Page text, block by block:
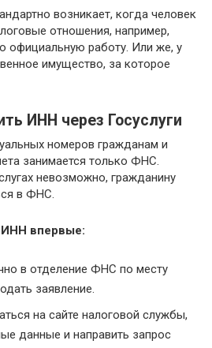
возникает, когда человек
отношения, например,
официальную работу. Или же, у
имущество, за которое
ИНН через Госуслуги
номеров гражданам и
занимается только ФНС.
невозможно, гражданину
в ФНС.
ИНН впервые:
в отделение ФНС по месту
заявление.
на сайте налоговой службы,
данные и направить запрос